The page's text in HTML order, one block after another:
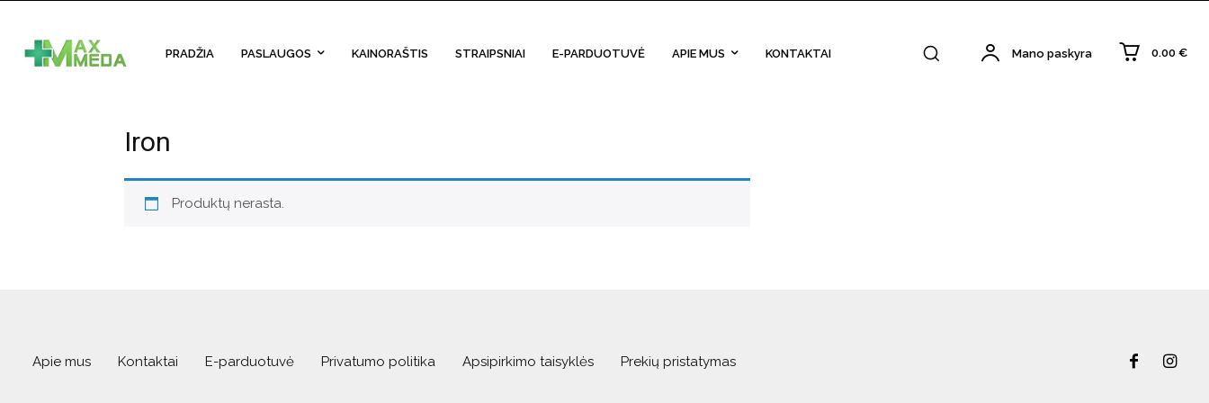
PRADŽIA PASLAUGOS KAINORAŠTIS STRAIPSNIAI E-PARDUOTUVĖ APIE MUS KONTAKTAI Mano paskyra 0.00 €
Iron
Produktų nerasta.
Apie mus Kontaktai E-parduotuvė Privatumo politika Apsipirkimo taisyklės Prekių pristatymas